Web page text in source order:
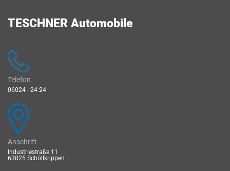
TESCHNER Automobile
Telefon
06024 - 24 24
Anschrift
Industriestraße 11
63825 Schöllkrippen